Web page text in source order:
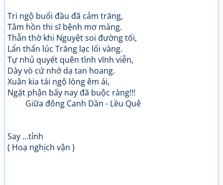
Tri ngộ buổi đầu đã cảm trăng,
Tâm hồn thi sĩ bệnh mơ màng.
Thẫn thờ khi Nguyệt soi đường tối,
Lẩn thẩn lúc Trăng lạc lối vàng.
Tự nhủ quyết quên tình vĩnh viễn,
Dày vò cứ nhớ dạ tan hoang.
Xuân kia tái ngộ lòng êm ái,
Ngặt phận bấy nay đã buộc ràng!!!
Giữa đông Canh Dần - Lều Quê
Say ...tỉnh
( Hoạ nghịch vận )